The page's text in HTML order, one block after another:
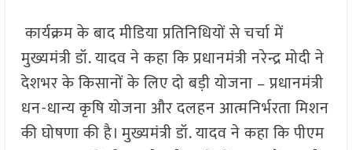
कार्यक्रम के बाद मीडिया प्रतिनिधियों से चर्चा में
मुख्यमंत्री डॉ. यादव ने कहा कि प्रधानमंत्री नरेन्द्र मोदी ने
देशभर के किसानों के लिए दो बड़ी योजना – प्रधानमंत्री
धन-धान्य कृषि योजना और दलहन आत्मनिर्भरता मिशन
की घोषणा की है। मुख्यमंत्री डॉ. यादव ने कहा कि पीएम